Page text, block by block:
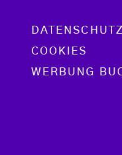
DATENSCHUTZ
COOKIES
WERBUNG